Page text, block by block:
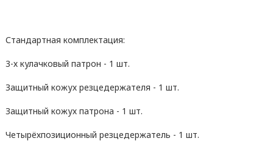
Стандартная комплектация:
3-х кулачковый патрон - 1 шт.
Защитный кожух резцедержателя - 1 шт.
Защитный кожух патрона - 1 шт.
Четырёхпозиционный резцедержатель - 1 шт.